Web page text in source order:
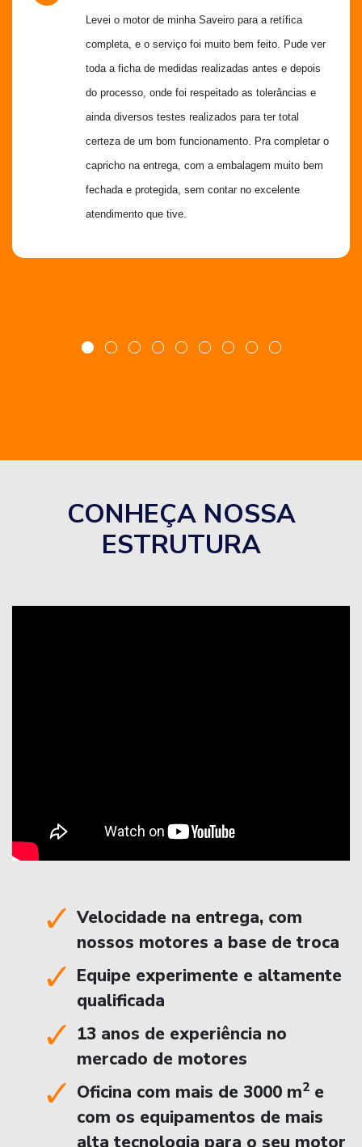
Levei o motor de minha Saveiro para a retífica
completa, e o serviço foi muito bem feito. Pude ver
toda a ficha de medidas realizadas antes e depois
do processo, onde foi respeitado as tolerâncias e
ainda diversos testes realizados para ter total
certeza de um bom funcionamento. Pra completar o
capricho na entrega, com a embalagem muito bem
fechada e protegida, sem contar no excelente
atendimento que tive.
CONHEÇA NOSSA
ESTRUTURA
Velocidade na entrega, com
nossos motores a base de troca
Equipe experimente e altamente
qualificada
13 anos de experiência no
mercado de motores
Oficina com mais de 3000 m2 e
com os equipamentos de mais
alta tecnologia para o seu motor